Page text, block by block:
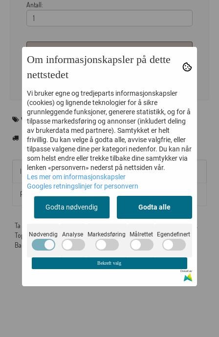
Antall:
LEGG I HANDLEKURV
WOUF
Informasjon
Produsent
Ta godt vare på din PC eller Mac med dette coveret fra Spanske WOUF.
Topp kvalitet på materialer og søm. Bærekraftige materialer, laget i
Barcelona. Nærmest uslitelig kvalitet!
Passer til 13' størrelse.
Om informasjonskapsler på dette
nettstedet
Vi bruker egne og tredjeparts informasjonskapsler
(cookies) og lignende teknologier for å sikre
grunnleggende funksjoner, generere statistikk, og for å
tilpasse markedsføring og annonser (inkludert deling
av brukerdata med partnere). Samtykket er helt
frivillig. Du kan velge å godta alle, avvise valgfrie, eller
tilpasse valgene dine per kategori nedenfor. Du kan når
som helst endre eller trekke tilbake dine samtykker via
lenken «personvern» nederst på nettsiden vår.
Les mer om informasjonskapsler
Googles retningslinjer for personvern
Godta nødvendig Godta alle
Nødvendig Analyse Markedsføring Målrettet Egendefinert
Bekreft valg
Drevet av